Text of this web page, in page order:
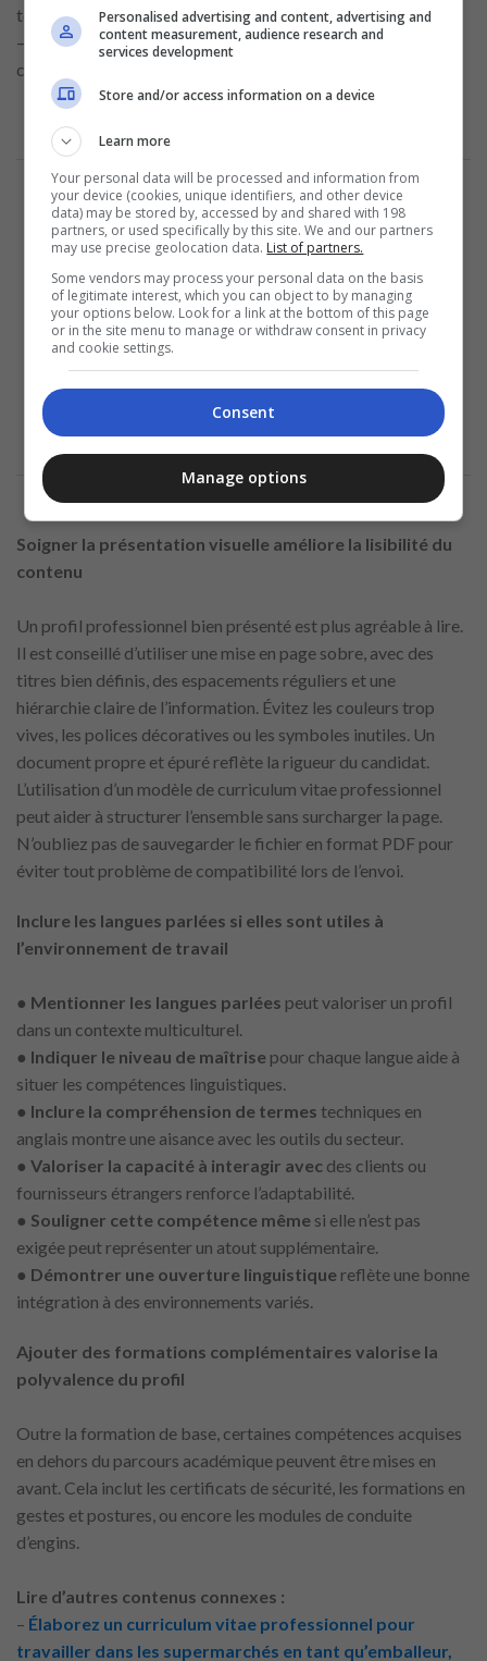
témoigne d’une démarche sérieuse.
–
Éviterun curriculum vitaetrop générique permet de
capter davantage l’attention du lecteur.
Soigner la présentation visuelle améliore la lisibilité du
contenu
Un profil professionnel bien présenté est plus agréable à lire.
Il est conseillé d’utiliser une mise en page sobre, avec des
titres bien définis, des espacements réguliers et une
hiérarchie claire de l’information. Évitez les couleurs trop
vives, les polices décoratives ou les symboles inutiles. Un
document propre et épuré reflète la rigueur du candidat.
L’utilisation d’un modèle de curriculum vitae professionnel
peut aider à structurer l’ensemble sans surcharger la page.
N’oubliez pas de sauvegarder le fichier en format PDF pour
éviter tout problème de compatibilité lors de l’envoi.
Inclure les langues parlées si elles sont utiles à
l’environnement de travail
● Mentionner les langues parlées peut valoriser un profil
dans un contexte multiculturel.
● Indiquer le niveau de maîtrise pour chaque langue aide à
situer les compétences linguistiques.
● Inclure la compréhension de termes techniques en
anglais montre une aisance avec les outils du secteur.
● Valoriser la capacité à interagir avec des clients ou
fournisseurs étrangers renforce l’adaptabilité.
● Souligner cette compétence même si elle n’est pas
exigée peut représenter un atout supplémentaire.
● Démontrer une ouverture linguistique reflète une bonne
intégration à des environnements variés.
Ajouter des formations complémentaires valorise la
polyvalence du profil
Outre la formation de base, certaines compétences acquises
en dehors du parcours académique peuvent être mises en
avant. Cela inclut les certificats de sécurité, les formations en
gestes et postures, ou encore les modules de conduite
d’engins.
Lire d’autres contenus connexes :
– Élaborez un curriculum vitae professionnel pour
travailler dans les supermarchés en tant qu’emballeur,
Personalised advertising and content, advertising and
content measurement, audience research and
services development
Store and/or access information on a device
Learn more
Your personal data will be processed and information from
your device (cookies, unique identifiers, and other device
data) may be stored by, accessed by and shared with 198
partners, or used specifically by this site. We and our partners
may use precise geolocation data. List of partners.
Some vendors may process your personal data on the basis
of legitimate interest, which you can object to by managing
your options below. Look for a link at the bottom of this page
or in the site menu to manage or withdraw consent in privacy
and cookie settings.
Consent
Manage options